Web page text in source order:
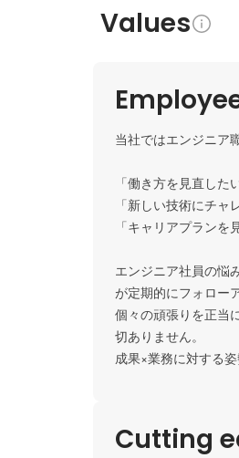
Values
当社ではエンジニア
「働き方を見直した
「新しい技術にチャ
「キャリアプランを
エンジニア社員の悩
が定期的にフォロー
個々の頑張りを正当
切ありません。
成果×業務に対する
Cutting